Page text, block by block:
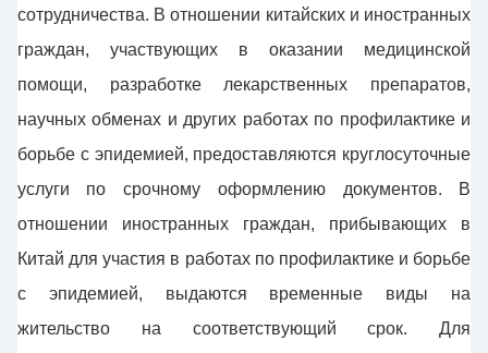
сотрудничества. В отношении китайских и иностранных
граждан, участвующих в оказании медицинской
помощи, разработке лекарственных препаратов,
научных обменах и других работах по профилактике и
борьбе с эпидемией, предоставляются круглосуточные
услуги по срочному оформлению документов. В
отношении иностранных граждан, прибывающих в
Китай для участия в работах по профилактике и борьбе
с эпидемией, выдаются временные виды на
жительство на соответствующий срок. Для